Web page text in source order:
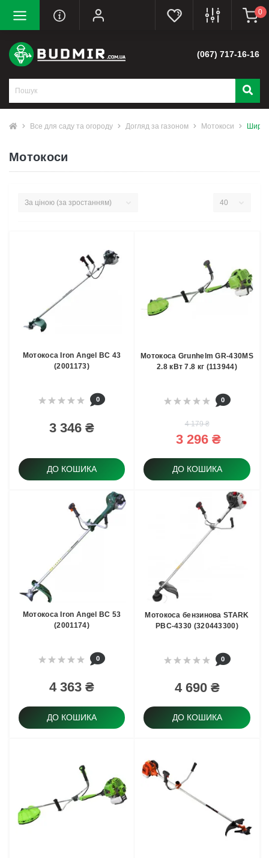
0
(067) 717-16-16
Все для саду та огороду Догляд за газоном Мотокоси
Мотокоси
Мотокоса Iron Angel BС 43
(2001173)
0
3 346 ₴
ДО КОШИКА
Мотокоса Grunhelm GR-430MS
2.8 кВт 7.8 кг (113944)
0
4 179 ₴
3 296 ₴
ДО КОШИКА
Мотокоса Iron Angel BС 53
(2001174)
0
4 363 ₴
ДО КОШИКА
Мотокоса бензинова STARK
PBC-4330 (320443300)
0
4 690 ₴
ДО КОШИКА